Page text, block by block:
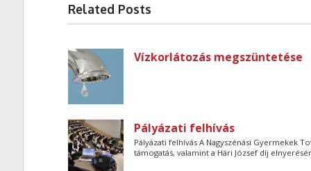
Related Posts
Vízkorlátozás megszüntetése
Pályázati felhívás
Pályázati felhívás A Nagyszénási Gyermekek
támogatás, valamint a Hári József díj